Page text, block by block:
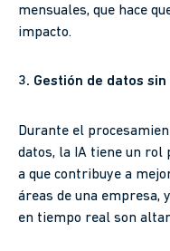
mensuales, que hace
impacto.
3. Gestión de datos
Durante el
datos, la IA tiene un rol
a que contribuye a
áreas de una empresa,
en tiempo real son